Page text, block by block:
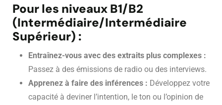
Pour les niveaux B1/B2
(Intermédiaire/Intermédiaire
Supérieur) :
Entraînez-vous avec des extraits plus complexes :
Passez à des émissions de radio ou des interviews.
Apprenez à faire des inférences : Développez votre
capacité à deviner l’intention, le ton ou l’opinion de